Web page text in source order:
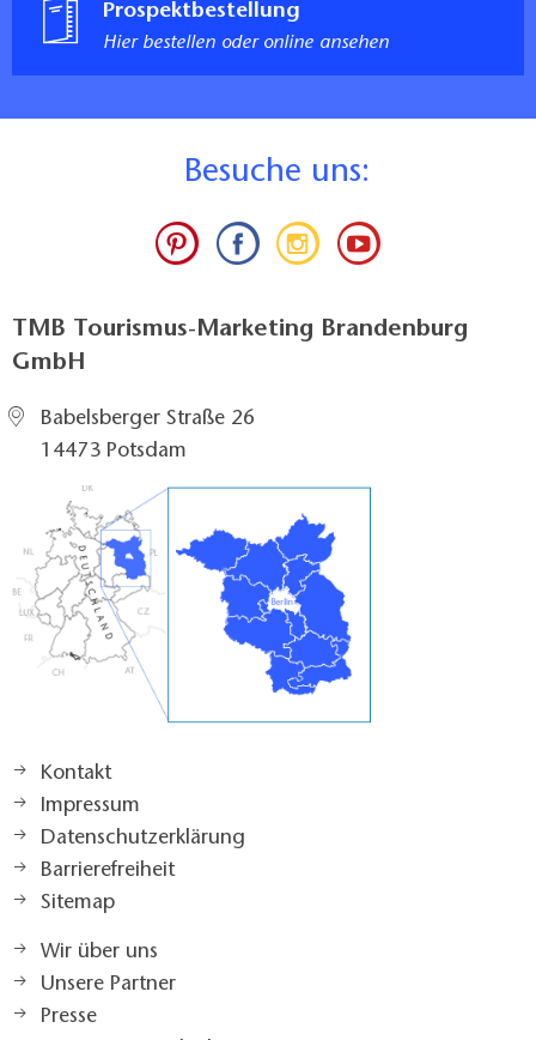
Prospektbestellung
Hier bestellen oder online ansehen
Besuche uns:
TMB Tourismus-Marketing Brandenburg
GmbH
Babelsberger Straße 26
14473 Potsdam
Kontakt
Impressum
Datenschutzerklärung
Barrierefreiheit
Sitemap
Wir über uns
Unsere Partner
Presse